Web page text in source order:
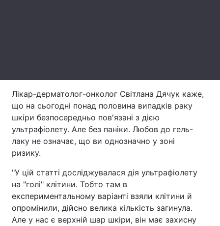
Лікар-дерматолог-онколог Світлана Дячук каже,
що на сьогодні понад половина випадків раку
шкіри безпосередньо пов'язані з дією
ультрафіолету. Але без паніки. Любов до гель-
лаку не означає, що ви однозначно у зоні
ризику.
"У цій статті досліджувалася дія ультрафіолету
на "голі" клітини. Тобто там в
експериментальному варіанті взяли клітини й
опромінили, дійсно велика кількість загинула.
Але у нас є верхній шар шкіри, він має захисну